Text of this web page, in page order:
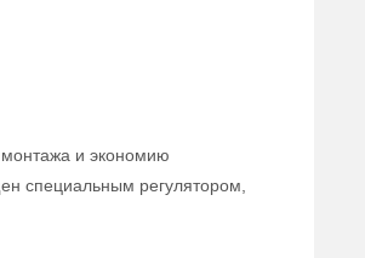
монтажа и экономию
специальным регулятором,